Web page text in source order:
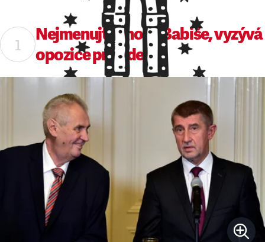
Nejmenujte znova Babiše, vyzývá
opozice prezidenta